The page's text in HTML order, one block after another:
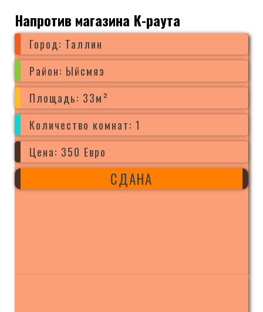
Напротив магазина К-раута
Город: Таллин
Район: Ыйсмяэ
Площадь: 33м²
Количество комнат: 1
Цена: 350 Евро
СДАНА